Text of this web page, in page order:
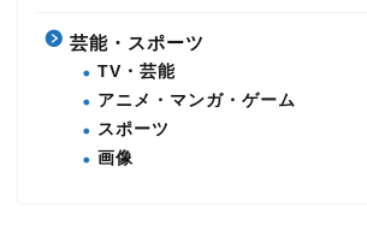
芸能・スポーツ
TV・芸能
アニメ・マンガ・ゲーム
スポーツ
画像